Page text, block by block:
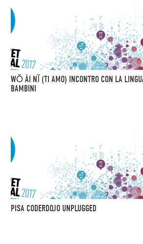
WŎ ÀI NĬ (TI AMO) INCONTRO CON LA
BAMBINI
PISA CODERDOJO UNPLUGGED